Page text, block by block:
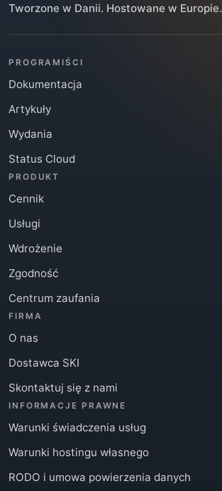
Tworzone w Danii. Hostowane w Europie.
PROGRAMIŚCI
Dokumentacja
Artykuły
Wydania
Status Cloud
PRODUKT
Cennik
Usługi
Wdrożenie
Zgodność
Centrum zaufania
FIRMA
O nas
Dostawca SKI
Skontaktuj się z nami
INFORMACJE PRAWNE
Warunki świadczenia usług
Warunki hostingu własnego
RODO i umowa powierzenia danych